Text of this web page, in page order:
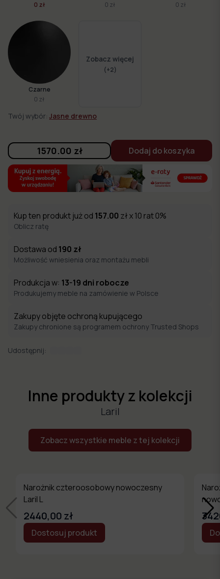
0 zł
0 zł
0 zł
Czarne
0 zł
Zobacz więcej
(+2)
Twój wybór: Jasne drewno
1570.00 zł Dodaj do koszyka
Kup ten produkt już od 157.00 zł x 10 rat 0%
Oblicz ratę
Dostawa od 190 zł
Możliwość wniesienia oraz montażu mebli
Produkcja w: 13-19 dni robocze
Produkujemy meble na zamówienie w Polsce
Zakupy objęte ochroną kupującego
Zakupy chronione są programem ochrony Trusted Shops
Udostępnij:
Inne produkty z kolekcji
Laril
Zobacz wszystkie meble z tej kolekcji
Narożnik czteroosobowy nowoczesny
Laril L
2440,00 zł
Dostosuj produkt